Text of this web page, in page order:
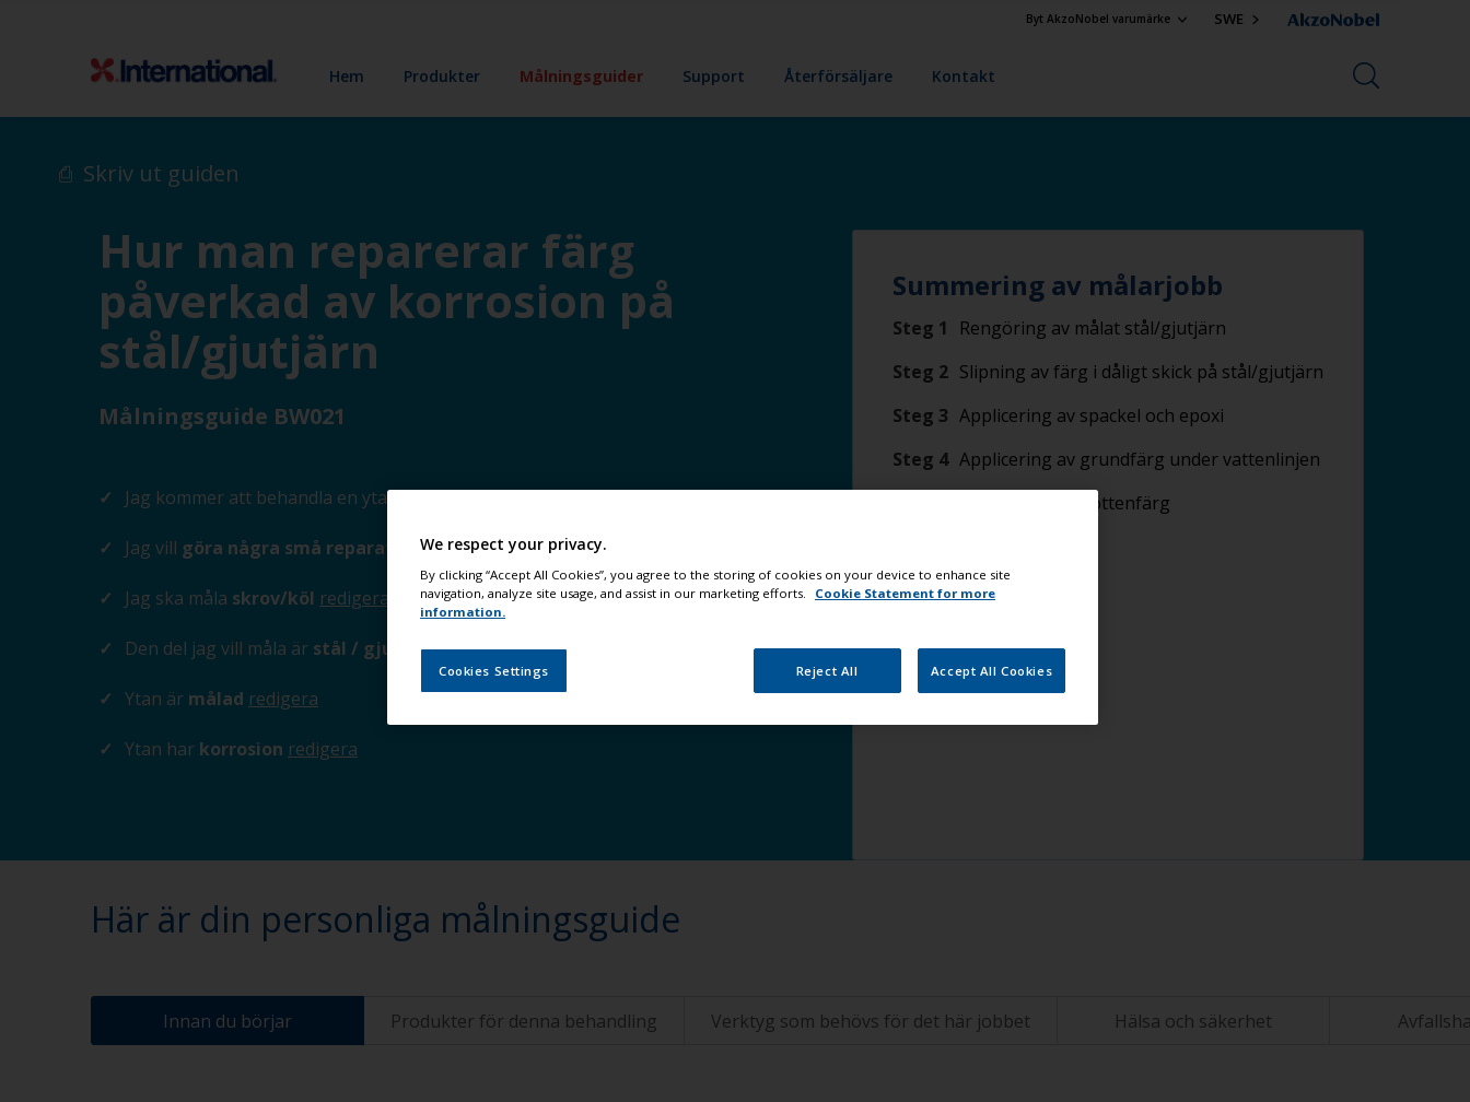
Byt AkzoNobel varumärke SWE
Hem Produkter Målningsguider Support Återförsäljare Kontakt
Skriv ut guiden
Hur man reparerar färg
påverkad av korrosion på
stål/gjutjärn
Målningsguide BW021
Jag kommer att behandla en ytaunder vattenlinjenredigera
Jag vill göra några små reparationer redigera
Jag ska måla skrov/köl redigera
Den del jag vill måla är stål / gjutjärnredigera
Ytan är målad redigera
Ytan har korrosion redigera
Summering av målarjobb
Steg 1
Rengöring av målat stål/gjutjärn
Steg 2 Slipning av färg i dåligt skick på stål/gjutjärn
Steg 3 Applicering av spackel och epoxi
Steg 4 Applicering av grundfärg under vattenlinjen
Applicering av bottenfärg
Här är din personliga målningsguide
Innan du börjar Produkter för denna behandling Verktyg som behövs för det här jobbet Hälsa och säkerhet
We respect your privacy.
By clicking “Accept All Cookies”, you agree to the storing of cookies on your device to enhance site
navigation, analyze site usage, and assist in our marketing efforts.
Cookie Statement for more
information.
Cookies Settings Reject All Accept All Cookies